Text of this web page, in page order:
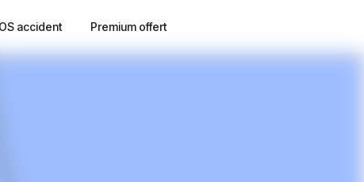
accident Premium offert